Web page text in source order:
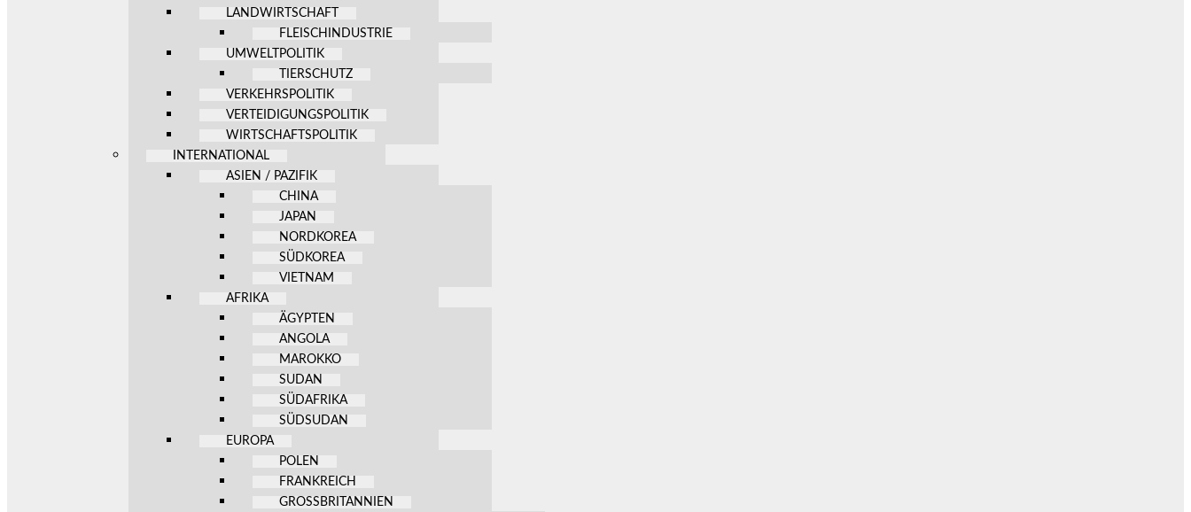
LANDWIRTSCHAFT
FLEISCHINDUSTRIE
UMWELTPOLITIK
TIERSCHUTZ
VERKEHRSPOLITIK
VERTEIDIGUNGSPOLITIK
WIRTSCHAFTSPOLITIK
INTERNATIONAL
ASIEN / PAZIFIK
CHINA
JAPAN
NORDKOREA
SÜDKOREA
VIETNAM
AFRIKA
ÄGYPTEN
ANGOLA
MAROKKO
SUDAN
SÜDAFRIKA
SÜDSUDAN
EUROPA
POLEN
FRANKREICH
GROSSBRITANNIEN